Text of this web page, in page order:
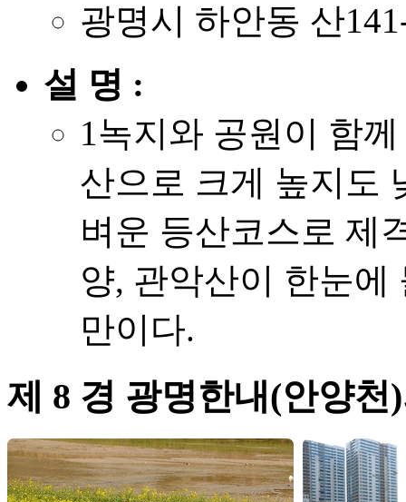
광명시 하안동 산
설 명 :
1녹지와 공원이 함
산으로 크게 높지도
벼운 등산코스로 제
양, 관악산이 한눈에
만이다.
제 8 경 광명한내(안양천